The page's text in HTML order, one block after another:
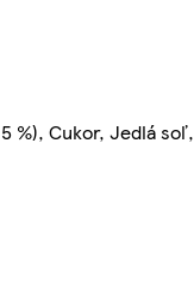
%), Cukor, Jedlá soľ,